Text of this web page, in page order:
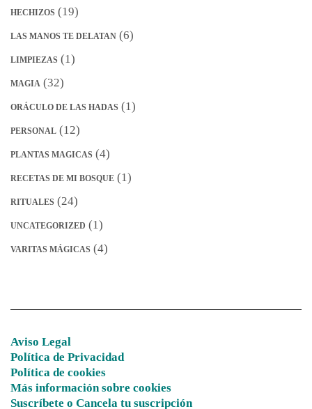
HECHIZOS (19)
LAS MANOS TE DELATAN (6)
LIMPIEZAS (1)
MAGIA (32)
ORÁCULO DE LAS HADAS (1)
PERSONAL (12)
PLANTAS MAGICAS (4)
RECETAS DE MI BOSQUE (1)
RITUALES (24)
UNCATEGORIZED (1)
VARITAS MÁGICAS (4)
Aviso Legal
Política de Privacidad
Política de cookies
Más información sobre cookies
Suscríbete o Cancela tu suscripción